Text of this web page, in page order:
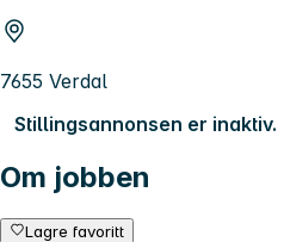
7655 Verdal
Stillingsannonsen er inaktiv.
Om jobben
Lagre favoritt